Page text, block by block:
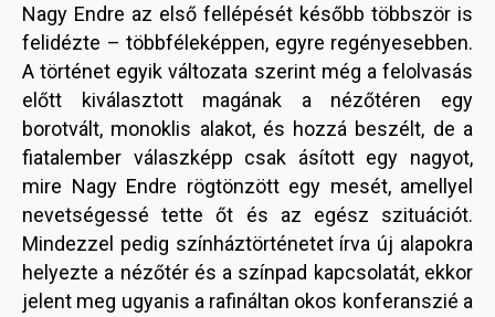
Nagy Endre az első fellépését később többször is
felidézte – többféleképpen, egyre regényesebben.
A történet egyik változata szerint még a felolvasás
előtt kiválasztott magának a nézőtéren egy
borotvált, monoklis alakot, és hozzá beszélt, de a
fiatalember válaszképp csak ásított egy nagyot,
mire Nagy Endre rögtönzött egy mesét, amellyel
nevetségessé tette őt és az egész szituációt.
Mindezzel pedig színháztörténetet írva új alapokra
helyezte a nézőtér és a színpad kapcsolatát, ekkor
jelent meg ugyanis a rafináltan okos konferanszié a